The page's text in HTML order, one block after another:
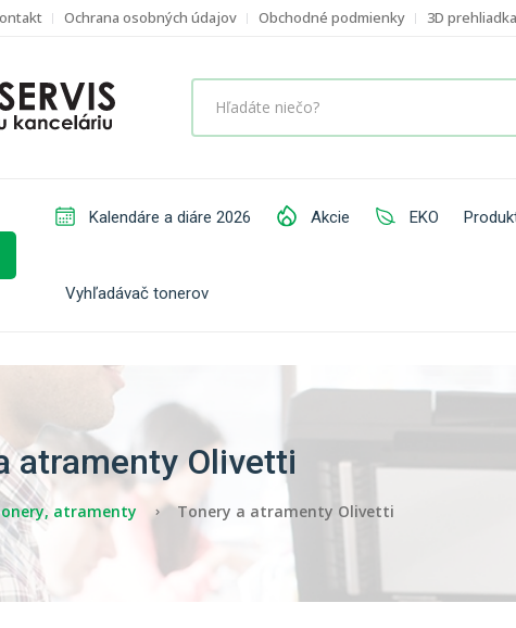
Ochrana osobných údajov Obchodné podmienky 3D prehliadka
Kalendáre a diáre 2026 Akcie EKO
Vyhľadávač tonerov
atramenty Olivetti
atramenty Tonery a atramenty Olivetti